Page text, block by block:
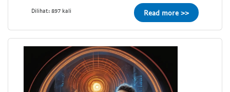
Dilihat: 897 kali Read more >>